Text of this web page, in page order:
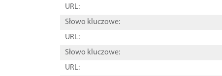
URL:
Słowo kluczowe:
URL:
Słowo kluczowe:
URL: